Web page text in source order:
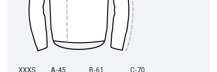
XXXS A-45 B-61 C-70